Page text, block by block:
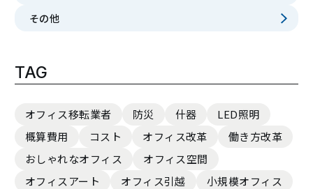
その他
TAG
オフィス移転業者 防災 什器
LED照明
概算費用
コスト オフィス改革
働き方改革
おしゃれなオフィス
オフィス空間
オフィスアート
オフィス引越
小規模オフィス